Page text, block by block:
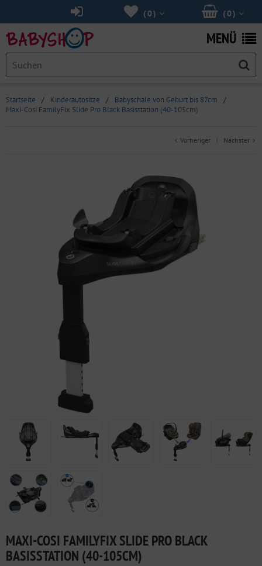
(0 )
(0 )
MENÜ
Startseite / Kinderautositze / Babyschale von Geburt bis 87cm
/
Maxi-Cosi FamilyFix Slide Pro Black Basisstation (40-105cm)
Vorheriger | Nächster
MAXI-COSI FAMILYFIX SLIDE PRO BLACK
BASISSTATION (40-105CM)